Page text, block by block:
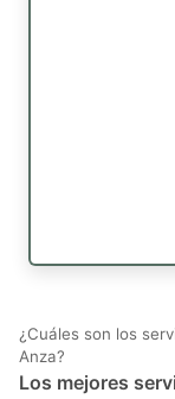
¿Cuáles son los
Anza?
Los mejores